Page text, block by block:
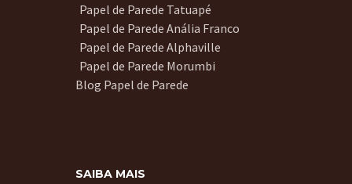
Papel de Parede Tatuapé
Papel de Parede Anália Franco
Papel de Parede Alphaville
Papel de Parede Morumbi
Blog Papel de Parede
SAIBA MAIS